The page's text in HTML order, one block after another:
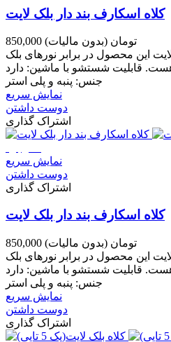
کلاه اسکارف بند دار بلک لایت
850,000 تومان (بدون مالیات)
این محصول در برابر نورهای بلک
هست. قابلیت شستشو با ماشین: دارد
جنس: پنبه و پلی استر
نمایش سریع
دوست داشتن
اشتراک گذاری
نمایش سریع
دوست داشتن
اشتراک گذاری
کلاه اسکارف بند دار بلک لایت
850,000 تومان (بدون مالیات)
این محصول در برابر نورهای بلک
هست. قابلیت شستشو با ماشین: دارد
جنس: پنبه و پلی استر
نمایش سریع
دوست داشتن
اشتراک گذاری